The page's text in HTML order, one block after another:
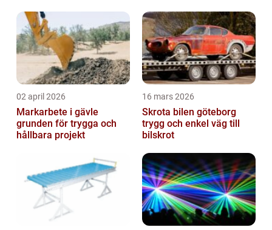
02 april 2026
Markarbete i gävle
grunden för trygga och
hållbara projekt
16 mars 2026
Skrota bilen göteborg
trygg och enkel väg till
bilskrot